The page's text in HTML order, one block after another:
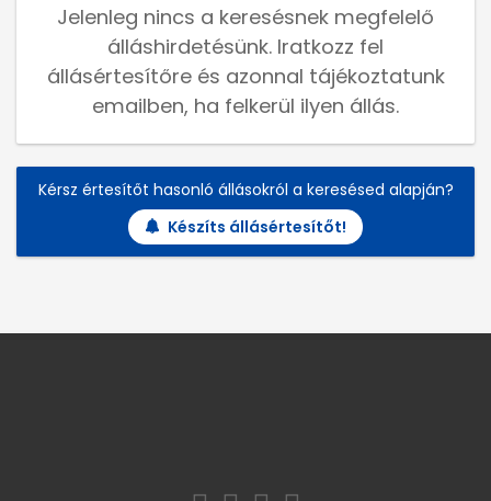
Jelenleg nincs a keresésnek megfelelő
álláshirdetésünk. Iratkozz fel
állásértesítőre és azonnal tájékoztatunk
emailben, ha felkerül ilyen állás.
Kérsz értesítőt hasonló állásokról a keresésed alapján?
Készíts állásértesítőt!